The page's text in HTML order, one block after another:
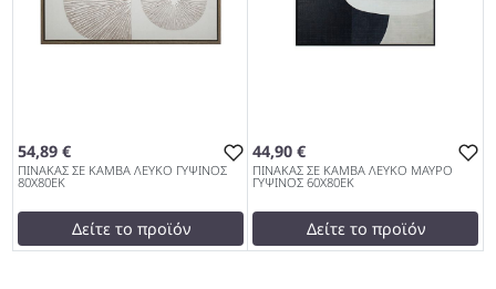
54,89 €
ΠΙΝΑΚΑΣ ΣΕ ΚΑΜΒΑ ΛΕΥΚΟ ΓΥΨΙΝΟΣ
80Χ80ΕΚ
Δείτε το προϊόν
testFalse
44,90 €
ΠΙΝΑΚΑΣ ΣΕ ΚΑΜΒΑ ΛΕΥΚΟ ΜΑΥΡΟ
ΓΥΨΙΝΟΣ 60Χ80ΕΚ
Δείτε το προϊόν
testFalse